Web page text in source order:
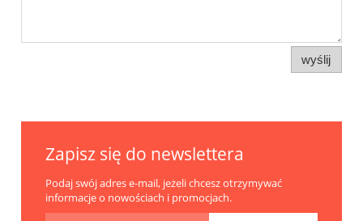
wyślij
Zapisz się do newslettera
Podaj swój adres e-mail, jeżeli chcesz otrzymywać
informacje o nowościach i promocjach.